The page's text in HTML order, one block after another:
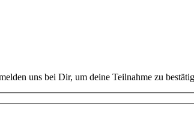
uns bei Dir, um deine Teilnahme zu